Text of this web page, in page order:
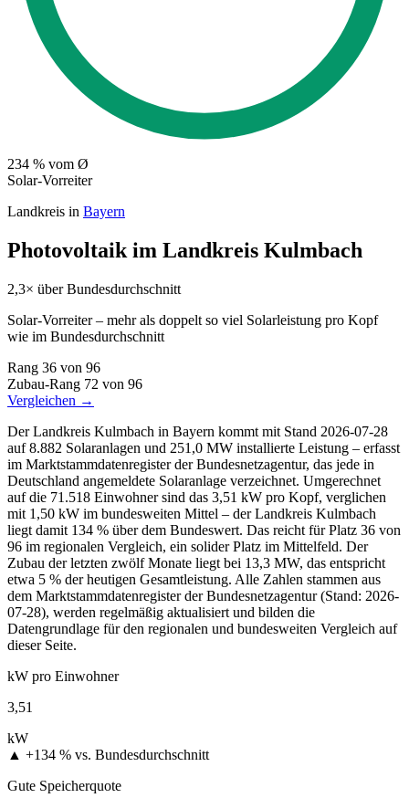
234 % vom Ø
Solar-Vorreiter
Landkreis in Bayern
Photovoltaik im Landkreis Kulmbach
2,3× über Bundesdurchschnitt
Solar-Vorreiter – mehr als doppelt so viel Solarleistung pro Kopf
wie im Bundesdurchschnitt
Rang 36 von 96
Zubau-Rang 72 von 96
Vergleichen →
Der Landkreis Kulmbach in Bayern kommt mit Stand 2026-07-28
auf 8.882 Solaranlagen und 251,0 MW installierte Leistung – erfasst
im Marktstammdatenregister der Bundesnetzagentur, das jede in
Deutschland angemeldete Solaranlage verzeichnet. Umgerechnet
auf die 71.518 Einwohner sind das 3,51 kW pro Kopf, verglichen
mit 1,50 kW im bundesweiten Mittel – der Landkreis Kulmbach
liegt damit 134 % über dem Bundeswert. Das reicht für Platz 36 von
96 im regionalen Vergleich, ein solider Platz im Mittelfeld. Der
Zubau der letzten zwölf Monate liegt bei 13,3 MW, das entspricht
etwa 5 % der heutigen Gesamtleistung. Alle Zahlen stammen aus
dem Marktstammdatenregister der Bundesnetzagentur (Stand: 2026-
07-28), werden regelmäßig aktualisiert und bilden die
Datengrundlage für den regionalen und bundesweiten Vergleich auf
dieser Seite.
kW pro Einwohner
3,51
kW
▲ +134 % vs. Bundesdurchschnitt
Gute Speicherquote